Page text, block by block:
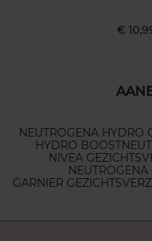
€
NEUTROGENA HYDRO
HYDRO BOOST
NIVEA
GARNIER